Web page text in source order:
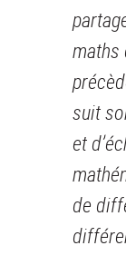
maths
suit
et
de